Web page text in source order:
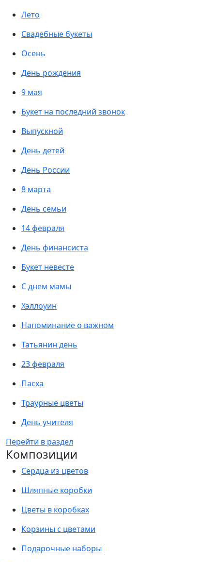
Лето
Свадебные букеты
Осень
День рождения
9 мая
Букет на последний звонок
Выпускной
День детей
День России
8 марта
День семьи
14 февраля
День финансиста
Букет невесте
С днем мамы
Хэллоуин
Напоминание о важном
Татьянин день
23 февраля
Пасха
Траурные цветы
День учителя
Перейти в раздел
Композиции
Сердца из цветов
Шляпные коробки
Цветы в коробках
Корзины с цветами
Подарочные наборы